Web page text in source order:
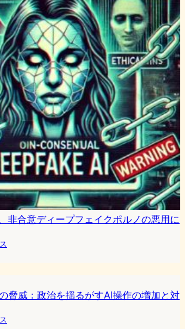
非合意ディープフェイクポルノの悪用に
脅威：政治を揺るがすAI操作の増加と対